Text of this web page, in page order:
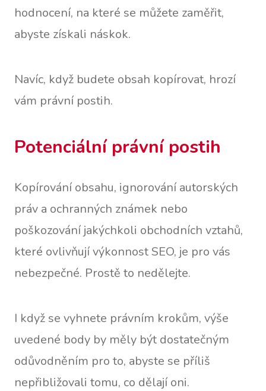
hodnocení, na které se můžete zaměřit,
abyste získali náskok.
Navíc, když budete obsah kopírovat, hrozí
vám právní postih.
Potenciální právní postih
Kopírování obsahu, ignorování autorských
práv a ochranných známek nebo
poškozování jakýchkoli obchodních vztahů,
které ovlivňují výkonnost SEO, je pro vás
nebezpečné. Prostě to nedělejte.
I když se vyhnete právním krokům, výše
uvedené body by měly být dostatečným
odůvodněním pro to, abyste se příliš
nepřibližovali tomu, co dělají oni.